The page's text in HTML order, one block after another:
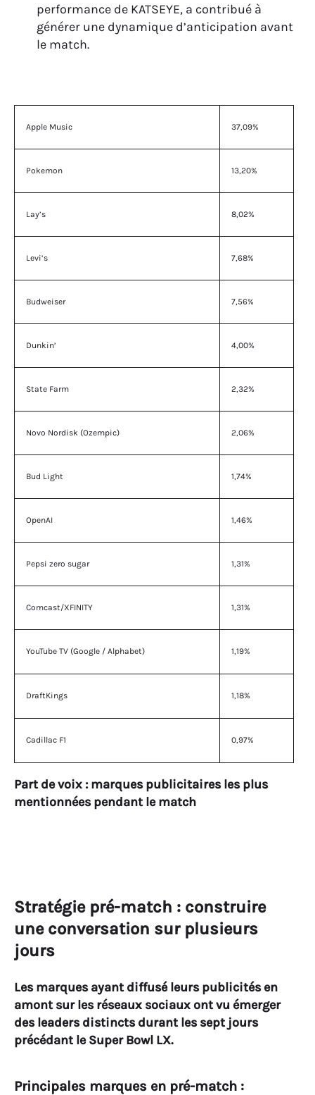
performance de KATSEYE, a contribué à
générer une dynamique d’anticipation avant
le match.
Apple Music 37,09%
Pokemon 13,20%
Lay’s 8,02%
Levi’s 7,68%
Budweiser 7,56%
Dunkin’ 4,00%
State Farm 2,32%
Novo Nordisk (Ozempic) 2,06%
Bud Light 1,74%
OpenAI 1,46%
Pepsi zero sugar 1,31%
Comcast/XFINITY 1,31%
YouTube TV (Google / Alphabet) 1,19%
DraftKings 1,18%
Cadillac F1 0,97%
Part de voix : marques publicitaires les plus
mentionnées pendant le match
Stratégie pré-match : construire
une conversation sur plusieurs
jours
Les marques ayant diffusé leurs publicités en
amont sur les réseaux sociaux ont vu émerger
des leaders distincts durant les sept jours
précédant le Super Bowl LX.
Principales marques en pré-match :